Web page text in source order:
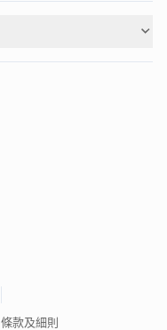
條款及細則